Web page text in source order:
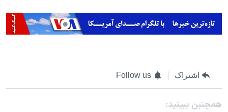
اشتراک Follow us
همچنبن ببینید: